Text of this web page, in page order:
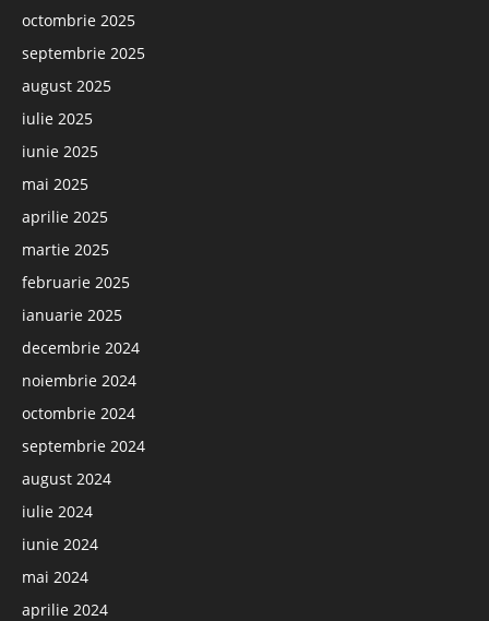
octombrie 2025
septembrie 2025
august 2025
iulie 2025
iunie 2025
mai 2025
aprilie 2025
martie 2025
februarie 2025
ianuarie 2025
decembrie 2024
noiembrie 2024
octombrie 2024
septembrie 2024
august 2024
iulie 2024
iunie 2024
mai 2024
aprilie 2024